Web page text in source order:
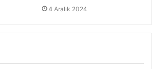
4 Aralık 2024